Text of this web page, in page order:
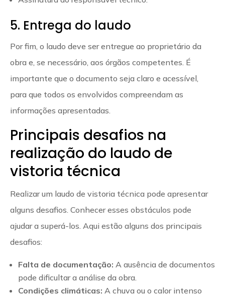
5. Entrega do laudo
Por fim, o laudo deve ser entregue ao proprietário da
obra e, se necessário, aos órgãos competentes. É
importante que o documento seja claro e acessível,
para que todos os envolvidos compreendam as
informações apresentadas.
Principais desafios na
realização do laudo de
vistoria técnica
Realizar um laudo de vistoria técnica pode apresentar
alguns desafios. Conhecer esses obstáculos pode
ajudar a superá-los. Aqui estão alguns dos principais
desafios:
Falta de documentação: A ausência de documentos
pode dificultar a análise da obra.
Condições climáticas: A chuva ou o calor intenso